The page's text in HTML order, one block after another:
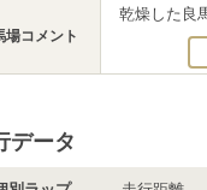
場コメント
乾燥した良
データ